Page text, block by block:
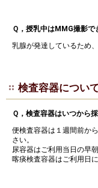
Ｑ，授乳中はMMG撮影で
乳腺が発達しているため
検査容器につい
Ｑ，検査容器はいつから
便検査容器は１週間前か
さい。
尿容器はご利用当日の早
喀痰検査容器はご利用日